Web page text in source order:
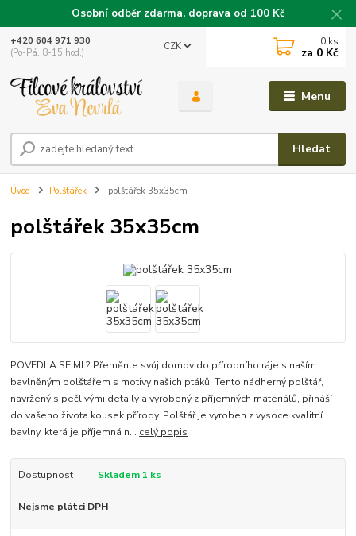
Osobní odběr zdarma, doprava od 100 Kč
Menu
CZK
Hledat
+420 604 971 930
(Po-Pá, 8-15 hod.)
0 ks
za 0 Kč
Úvod Polštářek polštářek 35x35cm
polštářek 35x35cm
POVEDLA SE MI ? Přeměnte svůj domov do přírodního ráje s naším
bavlněným polštářem s motivy našich ptáků. Tento nádherný polštář,
navržený s pečlivými detaily a vyrobený z příjemných materiálů, přináší
do vašeho života kousek přírody. Polštář je vyroben z vysoce kvalitní
bavlny, která je příjemná n... celý popis
Dostupnost Skladem 1 ks
Nejsme plátci DPH